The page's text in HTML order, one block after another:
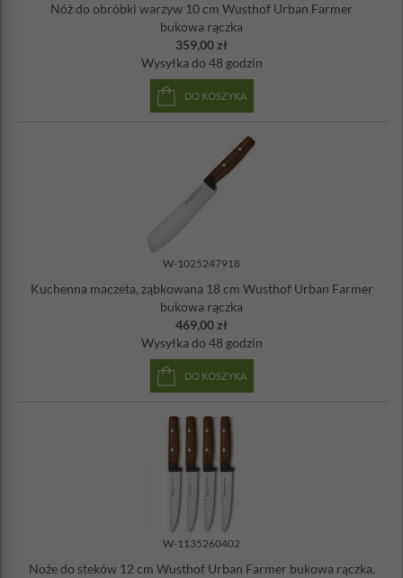
Wyprodukowany w Niemczech (Solingen)
Nóż do obróbki warzyw 10 cm Wusthof Urban Farmer
bukowa rączka
359,00 zł
Wysyłka do 48 godzin
DO KOSZYKA
W-1025247918
Kuchenna maczeta, ząbkowana 18 cm Wusthof Urban Farmer
bukowa rączka
469,00 zł
Wysyłka do 48 godzin
DO KOSZYKA
W-1135260402
Noże do steków 12 cm Wusthof Urban Farmer bukowa rączka,